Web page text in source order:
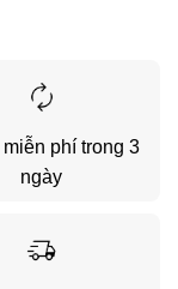
phí trong 3
ngày